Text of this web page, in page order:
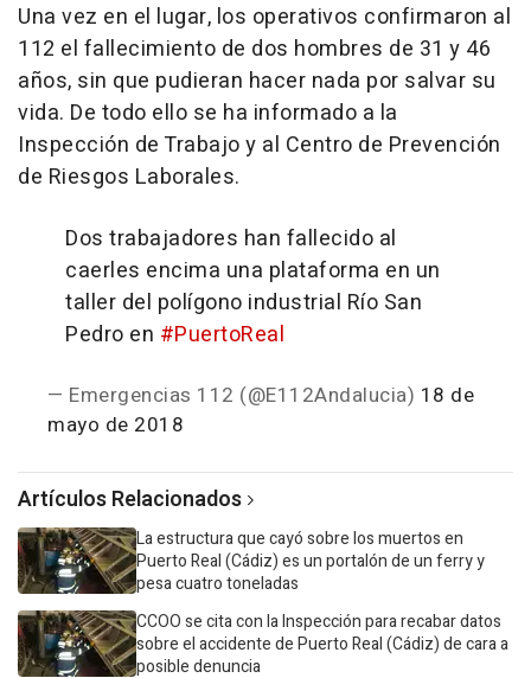
Una vez en el lugar, los operativos confirmaron al
112 el fallecimiento de dos hombres de 31 y 46
años, sin que pudieran hacer nada por salvar su
vida. De todo ello se ha informado a la
Inspección de Trabajo y al Centro de Prevención
de Riesgos Laborales.
Dos trabajadores han fallecido al
caerles encima una plataforma en un
taller del polígono industrial Río San
Pedro en #PuertoReal
— Emergencias 112 (@E112Andalucia) 18 de
mayo de 2018
Artículos Relacionados
La estructura que cayó sobre los muertos en
Puerto Real (Cádiz) es un portalón de un ferry y
pesa cuatro toneladas
CCOO se cita con la Inspección para recabar datos
sobre el accidente de Puerto Real (Cádiz) de cara a
posible denuncia